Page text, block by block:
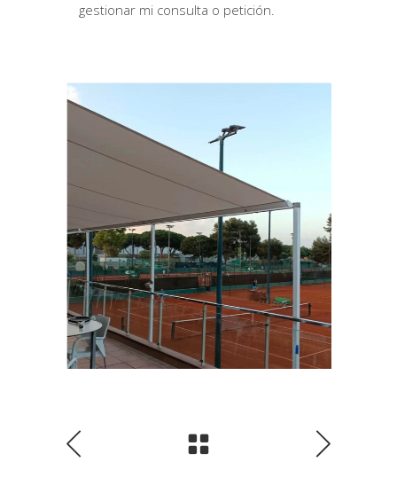
gestionar mi consulta o petición.